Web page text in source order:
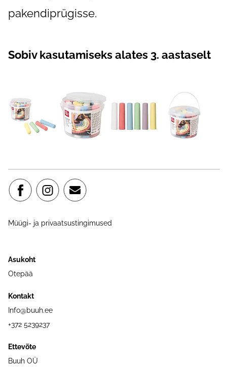
pakendiprügisse.
Sobiv kasutamiseks alates 3. aastaselt
Müügi- ja privaatsustingimused
Asukoht
Otepää
Kontakt
Info@buuh.ee
+372 5239237
Ettevõte
Buuh OÜ